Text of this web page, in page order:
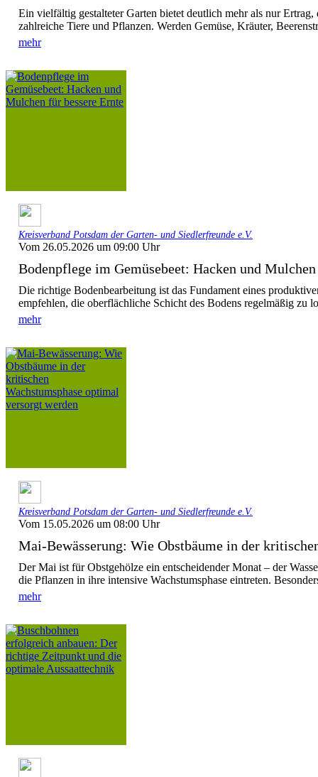
Ein vielfältig gestalteter Garten bietet deutlich mehr als nur
zahlreiche Tiere und Pflanzen. Werden Gemüse, Kräuter,
mehr
Kreisverband Potsdam der Garten- und Siedlerfreunde e.V.
Vom 26.05.2026 um 09:00 Uhr
Bodenpflege im Gemüsebeet: Hacken und
Die richtige Bodenbearbeitung ist das Fundament eines
empfehlen, die oberflächliche Schicht des Bodens regelmäßig zu
mehr
Kreisverband Potsdam der Garten- und Siedlerfreunde e.V.
Vom 15.05.2026 um 08:00 Uhr
Mai-Bewässerung: Wie Obstbäume in der
Der Mai ist für Obstgehölze ein entscheidender Monat – der
die Pflanzen in ihre intensive Wachstumsphase eintreten.
mehr